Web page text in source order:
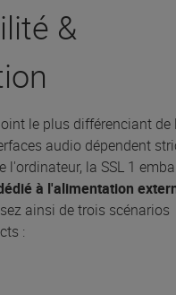
&
le plus différenciant de
audio dépendent
l'ordinateur, la SSL 1
à l'alimentation
ainsi de trois scénarios
: